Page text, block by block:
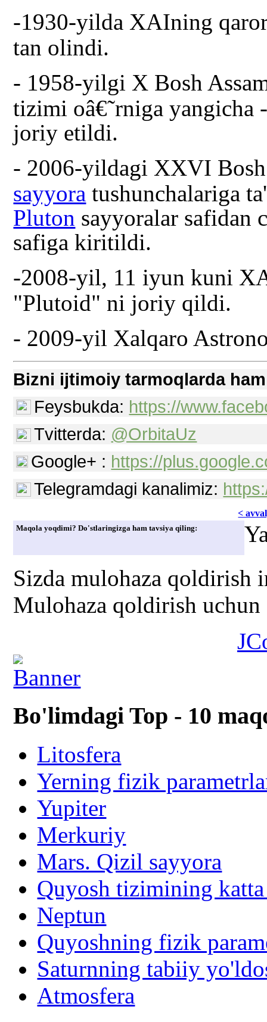
-1930-yilda XAIning
tan olindi.
- 1958-yilgi X Bosh
tizimi oâ€˜rniga
joriy etildi.
- 2006-yildagi XXVI
sayyora tushunchalariga
Pluton sayyoralar safidan
safiga kiritildi.
-2008-yil, 11 iyun kuni
"Plutoid" ni joriy qildi.
- 2009-yil Xalqaro
Bizni ijtimoiy tarmoqlarda
Feysbukda: https://
Tvitterda: @OrbitaUz
Google+ : https://
Telegramdagi kanalimiz:
<
Maqola yoqdimi? Do'stlaringizga ham tavsiya qiling:
Sizda mulohaza qoldirish
Mulohaza qoldirish
Bo'limdagi Top - 10
Litosfera
Yerning fizik
Yupiter
Merkuriy
Mars. Qizil sayyora
Quyosh tizimining
Neptun
Quyoshning fizik
Saturnning tabiiy
Atmosfera